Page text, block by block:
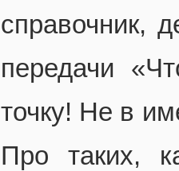
справочник,
передачи
точку! Не в
Про таких,